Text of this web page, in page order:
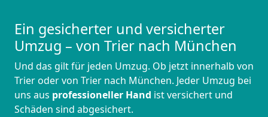
Ein gesicherter und versicherter
Umzug – von Trier nach München
Und das gilt für jeden Umzug. Ob jetzt innerhalb von
Trier oder von Trier nach München. Jeder Umzug bei
uns aus professioneller Hand ist versichert und
Schäden sind abgesichert.